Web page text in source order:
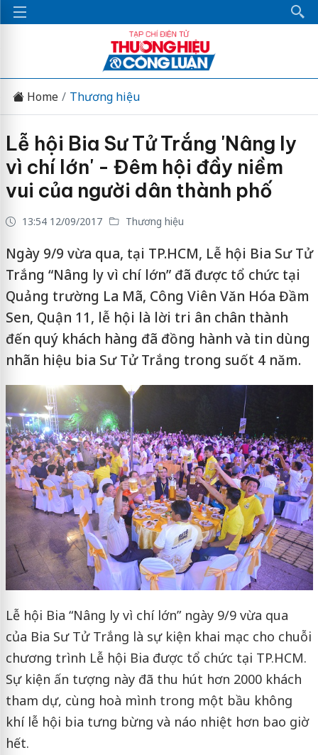
Home Thương hiệu
Lễ hội Bia Sư Tử Trắng 'Nâng ly
vì chí lớn' - Đêm hội đầy niềm
vui của người dân thành phố
13:54 12/09/2017 Thương hiệu
Ngày 9/9 vừa qua, tại TP.HCM, Lễ hội Bia Sư Tử
Trắng “Nâng ly vì chí lớn” đã được tổ chức tại
Quảng trường La Mã, Công Viên Văn Hóa Đầm
Sen, Quận 11, lễ hội là lời tri ân chân thành
đến quý khách hàng đã đồng hành và tin dùng
nhãn hiệu bia Sư Tử Trắng trong suốt 4 năm.
Lễ hội Bia “Nâng ly vì chí lớn” ngày 9/9 vừa qua
của Bia Sư Tử Trắng là sự kiện khai mạc cho chuỗi
chương trình Lễ hội Bia được tổ chức tại TP.HCM.
Sự kiện ấn tượng này đã thu hút hơn 2000 khách
tham dự, cùng hoà mình trong một bầu không
khí lễ hội bia tưng bừng và náo nhiệt hơn bao giờ
hết.